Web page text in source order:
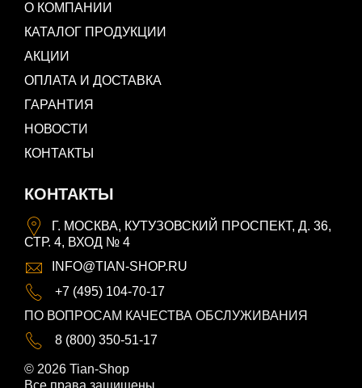
О КОМПАНИИ
КАТАЛОГ ПРОДУКЦИИ
АКЦИИ
ОПЛАТА И ДОСТАВКА
ГАРАНТИЯ
НОВОСТИ
КОНТАКТЫ
КОНТАКТЫ
Г. МОСКВА, КУТУЗОВСКИЙ ПРОСПЕКТ, Д. 36,
СТР. 4, ВХОД № 4
INFO@TIAN-SHOP.RU
+7 (495) 104-70-17
ПО ВОПРОСАМ КАЧЕСТВА ОБСЛУЖИВАНИЯ
8 (800) 350-51-17
© 2026 Tian-Shop
Все права защищены.